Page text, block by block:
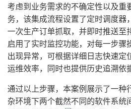
考虑到业务需求的不确定性以及重
务，该集成流程设置了定时调度器
一次生产订单抓取，并即时推送至
启用了实时监控功能，对每一步骤
出现异常，可根据详细日志快速定
运维效率，同时也提供历史追溯依
通过以上步骤，本案例展示了一种
杂环境下两个截然不同的软件系统